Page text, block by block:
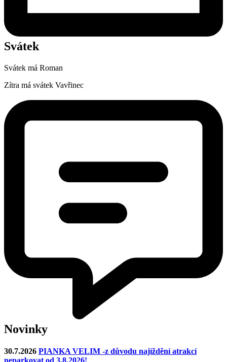
Svátek
Svátek má Roman
Zítra má svátek Vavřinec
Novinky
30.7.2026 PIANKA VELIM -z důvodu najíždění atrakcí
neparkovat od 3.8.2026!